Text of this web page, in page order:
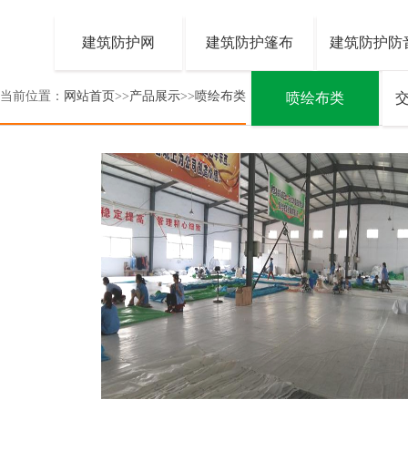
建筑防护网 建筑防护篷布 建筑防护防
喷绘布类
当前位置： 网站首页>>产品展示>>喷绘布类